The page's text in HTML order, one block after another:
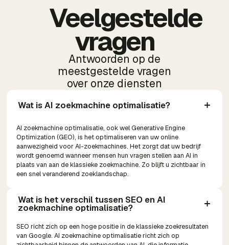
Veelgestelde
vragen
Antwoorden op de
meestgestelde vragen
over onze diensten
Wat is AI zoekmachine optimalisatie?
AI zoekmachine optimalisatie, ook wel Generative Engine
Optimization (GEO), is het optimaliseren van uw online
aanwezigheid voor AI-zoekmachines. Het zorgt dat uw bedrijf
wordt genoemd wanneer mensen hun vragen stellen aan AI in
plaats van aan de klassieke zoekmachine. Zo blijft u zichtbaar in
een snel veranderend zoeklandschap.
Wat is het verschil tussen SEO en AI
zoekmachine optimalisatie?
SEO richt zich op een hoge positie in de klassieke zoekresultaten
van Google. AI zoekmachine optimalisatie richt zich op